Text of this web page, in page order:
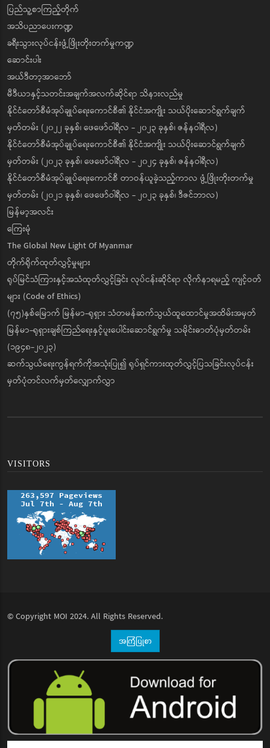
ပြည်သူ့စာကြည့်တိုက်
အသိပညာပေးကဏ္ဍ
ခရီးသွားလုပ်ငန်းဖွံ့ဖြိုးတိုးတက်မှုကဏ္ဍ
ဆောင်းပါး
အယ်ဒီတာ့အာဘော်
မီဒီယာနှင့်သတင်းအချက်အလက်ဆိုင်ရာ သိနားလည်မှု
နိုင်ငံတော်စီမံအုပ်ချုပ်ရေးကောင်စီ၏ နိုင်ငံအကျိုး သယ်ပိုးဆောင်ရွက်ချက်
မှတ်တမ်း (၂၀၂၂ ခုနှစ်၊ ဖေဖော်ဝါရီလ - ၂၀၂၃ ခုနှစ်၊ ဇန်နဝါရီလ)
နိုင်ငံတော်စီမံအုပ်ချုပ်ရေးကောင်စီ၏ နိုင်ငံအကျိုး သယ်ပိုးဆောင်ရွက်ချက်
မှတ်တမ်း (၂၀၂၃ ခုနှစ်၊ ဖေဖော်ဝါရီလ - ၂၀၂၄ ခုနှစ်၊ ဇန်နဝါရီလ)
နိုင်ငံတော်စီမံအုပ်ချုပ်ရေးကောင်စီ တာဝန်ယူခဲ့သည့်ကာလ ဖွံ့ဖြိုးတိုးတက်မှု
မှတ်တမ်း (၂၀၂၁ ခုနှစ်၊ ဖေဖော်ဝါရီလ - ၂၀၂၃ ခုနှစ်၊ ဒီဇင်ဘာလ)
မြန်မာ့အလင်း
ကြေးမုံ
The Global New Light Of Myanmar
တိုက်ရိုက်ထုတ်လွှင့်မှုများ
ရုပ်မြင်သံကြားနှင့်အသံထုတ်လွှင့်ခြင်း လုပ်ငန်းဆိုင်ရာ လိုက်နာရမည့် ကျင့်ဝတ်
များ (Code of Ethics)
(၇၅)နှစ်မြောက် မြန်မာ-ရုရှား သံတမန်ဆက်သွယ်ထူထောင်မှုအထိမ်းအမှတ်
မြန်မာ-ရုရှားချစ်ကြည်ရေးနှင့်ပူးပေါင်းဆောင်ရွက်မှု သမိုင်းဓာတ်ပုံမှတ်တမ်း
(၁၉၄၈-၂၀၂၃)
ဆက်သွယ်ရေးကွန်ရက်ကိုအသုံးပြု၍ ရုပ်ရှင်ကားထုတ်လွှင့်ပြသခြင်းလုပ်ငန်း
မှတ်ပုံတင်လက်မှတ်လျှောက်လွှာ
VISITORS
© Copyright MOI 2024. All Rights Reserved.
အကြံပြုစာ